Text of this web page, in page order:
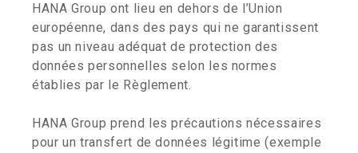
HANA Group ont lieu en dehors de l’Union
européenne, dans des pays qui ne garantissent
pas un niveau adéquat de protection des
données personnelles selon les normes
établies par le Règlement.
HANA Group prend les précautions nécessaires
pour un transfert de données légitime (exemple